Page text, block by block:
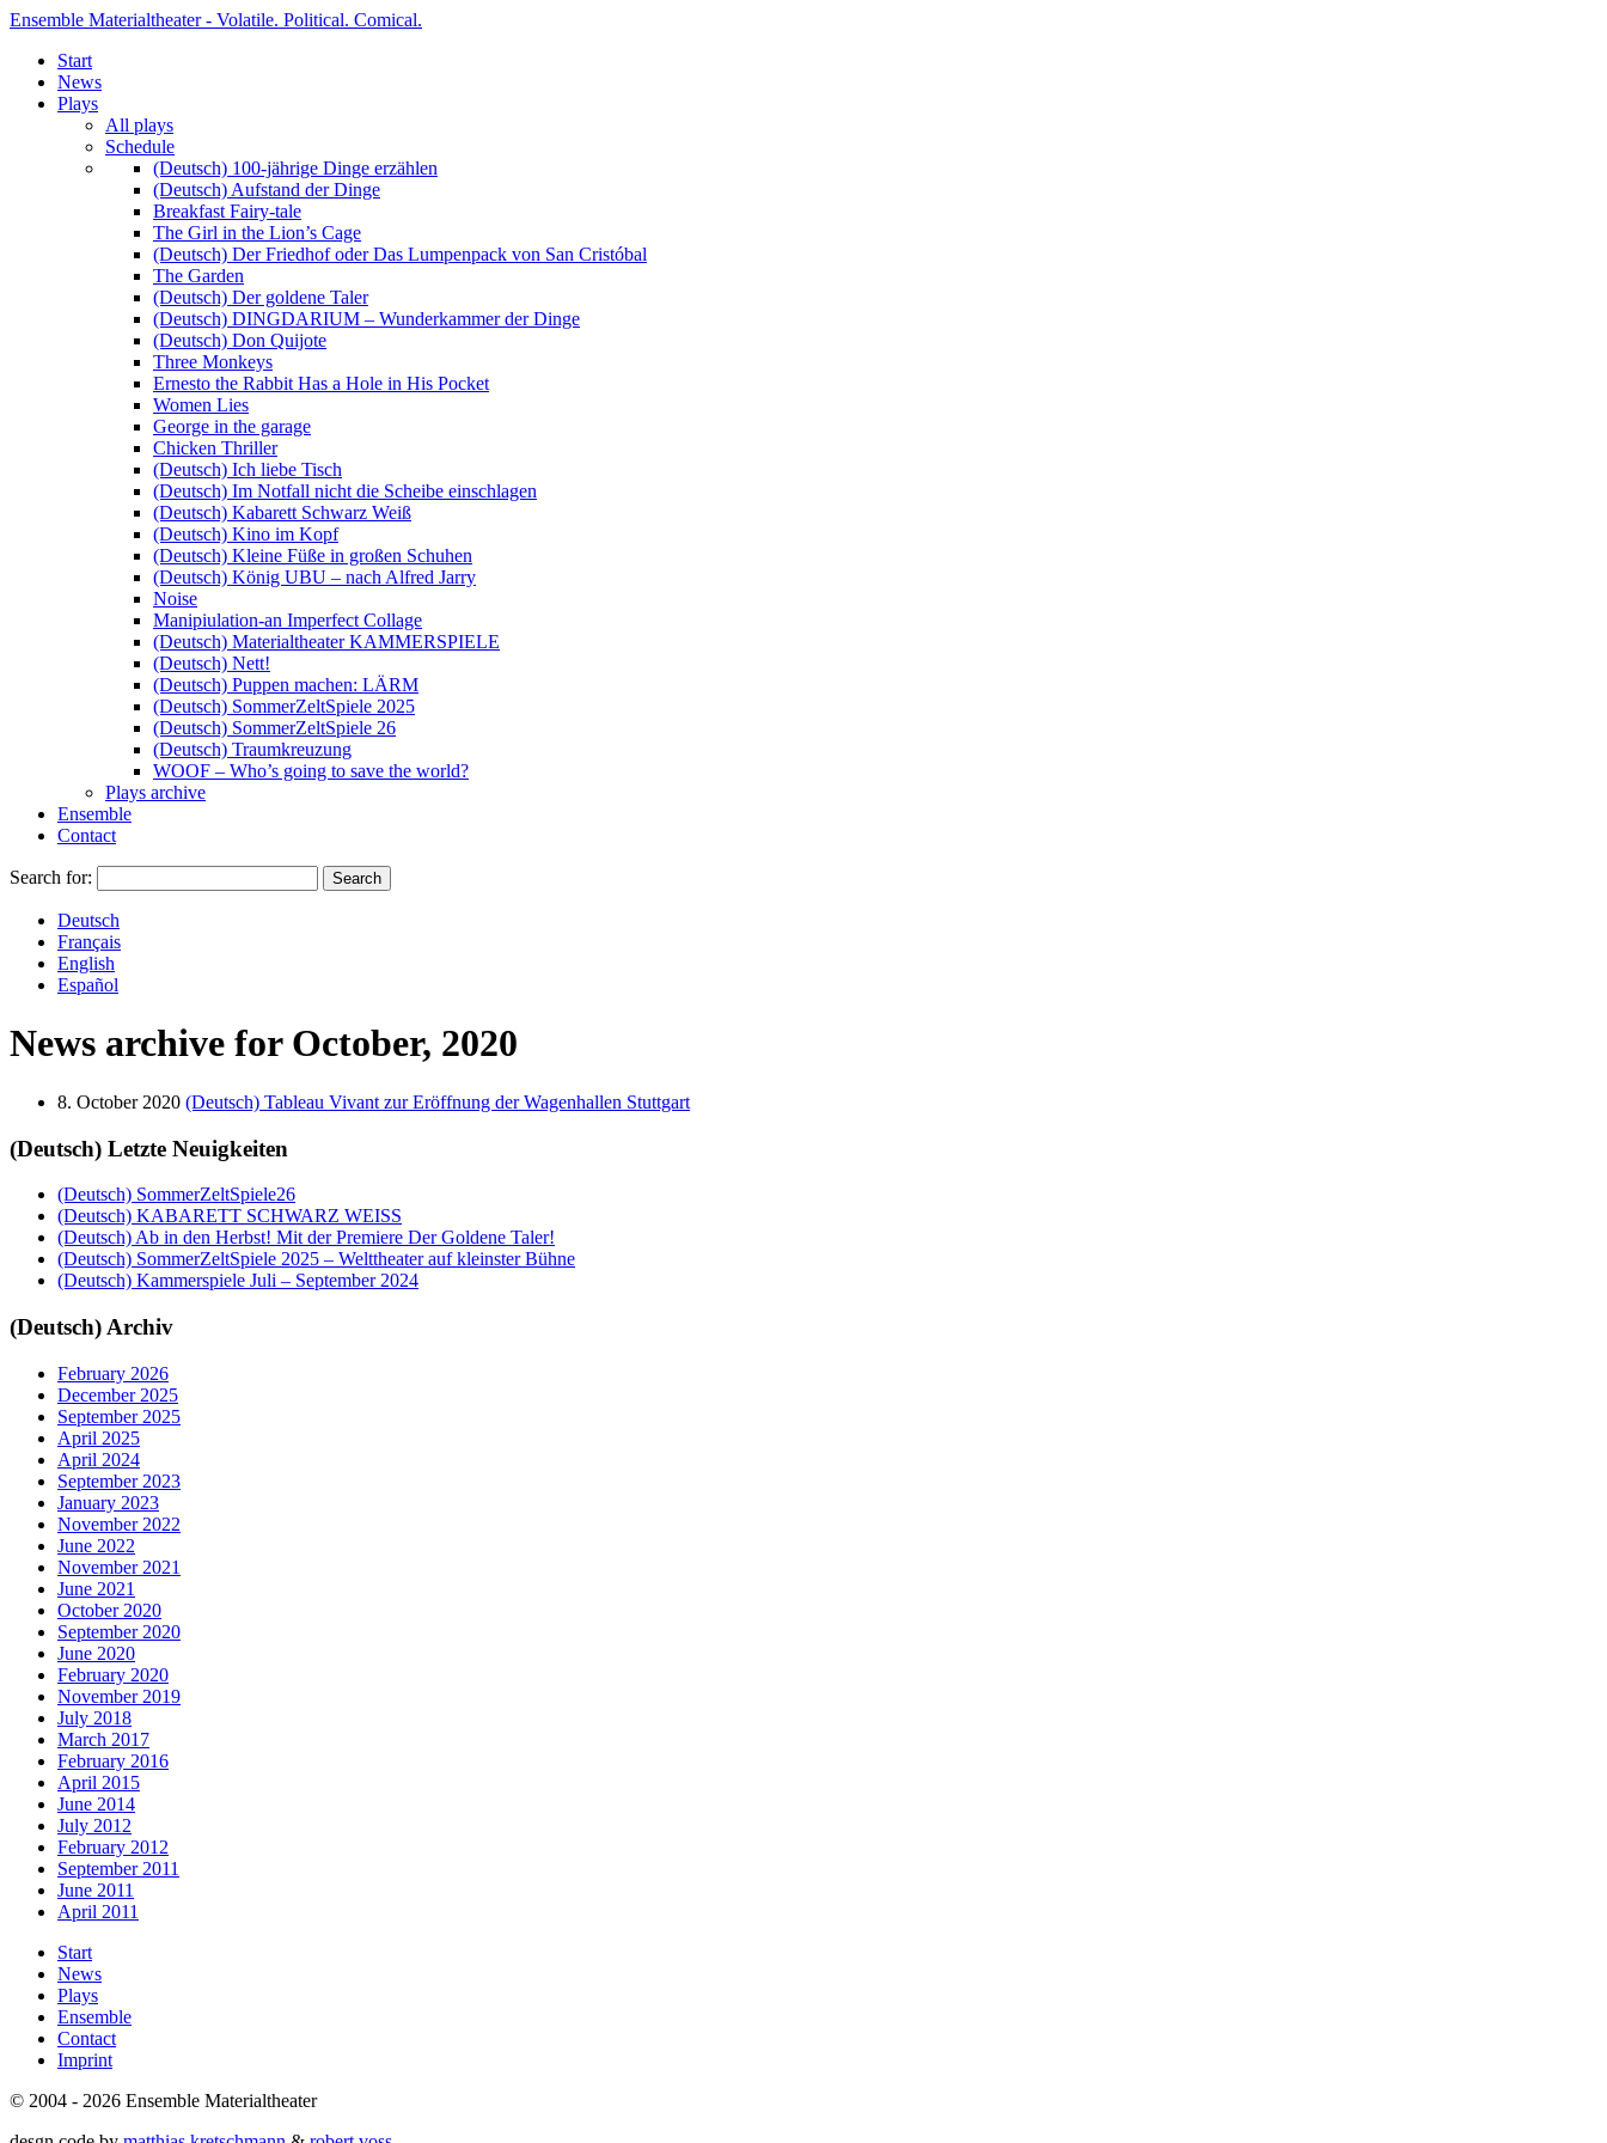
Ensemble Materialtheater - Volatile. Political. Comical.
Start
News
Plays
All plays
Schedule
(Deutsch) 100-jährige Dinge erzählen
(Deutsch) Aufstand der Dinge
Breakfast Fairy-tale
The Girl in the Lion’s Cage
(Deutsch) Der Friedhof oder Das Lumpenpack von San Cristóbal
The Garden
(Deutsch) Der goldene Taler
(Deutsch) DINGDARIUM – Wunderkammer der Dinge
(Deutsch) Don Quijote
Three Monkeys
Ernesto the Rabbit Has a Hole in His Pocket
Women Lies
George in the garage
Chicken Thriller
(Deutsch) Ich liebe Tisch
(Deutsch) Im Notfall nicht die Scheibe einschlagen
(Deutsch) Kabarett Schwarz Weiß
(Deutsch) Kino im Kopf
(Deutsch) Kleine Füße in großen Schuhen
(Deutsch) König UBU – nach Alfred Jarry
Noise
Manipiulation-an Imperfect Collage
(Deutsch) Materialtheater KAMMERSPIELE
(Deutsch) Nett!
(Deutsch) Puppen machen: LÄRM
(Deutsch) SommerZeltSpiele 2025
(Deutsch) SommerZeltSpiele 26
(Deutsch) Traumkreuzung
WOOF – Who’s going to save the world?
Plays archive
Ensemble
Contact
Search for:
Deutsch
Français
English
Español
News archive for October, 2020
8. October 2020 (Deutsch) Tableau Vivant zur Eröffnung der Wagenhallen Stuttgart
(Deutsch) Letzte Neuigkeiten
(Deutsch) SommerZeltSpiele26
(Deutsch) KABARETT SCHWARZ WEISS
(Deutsch) Ab in den Herbst! Mit der Premiere Der Goldene Taler!
(Deutsch) SommerZeltSpiele 2025 – Welttheater auf kleinster Bühne
(Deutsch) Kammerspiele Juli – September 2024
(Deutsch) Archiv
February 2026
December 2025
September 2025
April 2025
April 2024
September 2023
January 2023
November 2022
June 2022
November 2021
June 2021
October 2020
September 2020
June 2020
February 2020
November 2019
July 2018
March 2017
February 2016
April 2015
June 2014
July 2012
February 2012
September 2011
June 2011
April 2011
Start
News
Plays
Ensemble
Contact
Imprint
© 2004 - 2026 Ensemble Materialtheater